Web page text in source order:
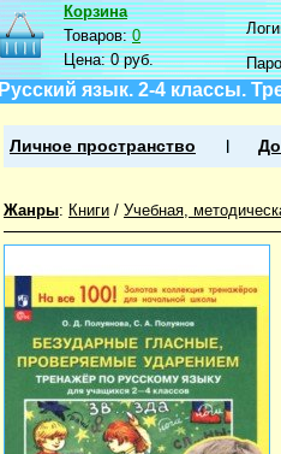
Корзина
Товаров:0
Цена:0 руб.
Русский язык. 2-4 классы.
Личное пространство
Жанры: Книги / Учебная,